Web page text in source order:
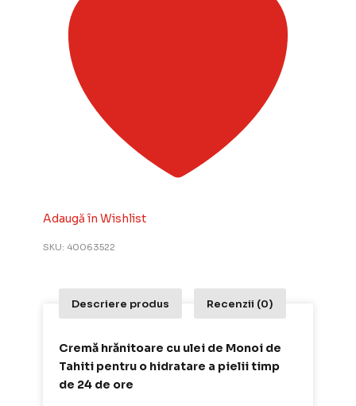
hidratanta
Adaugă în Wishlist
SKU: 40063522
Descriere produs Recenzii (0)
Cremă hrănitoare cu ulei de Monoi de
Tahiti pentru o hidratare a pielii timp
de 24 de ore